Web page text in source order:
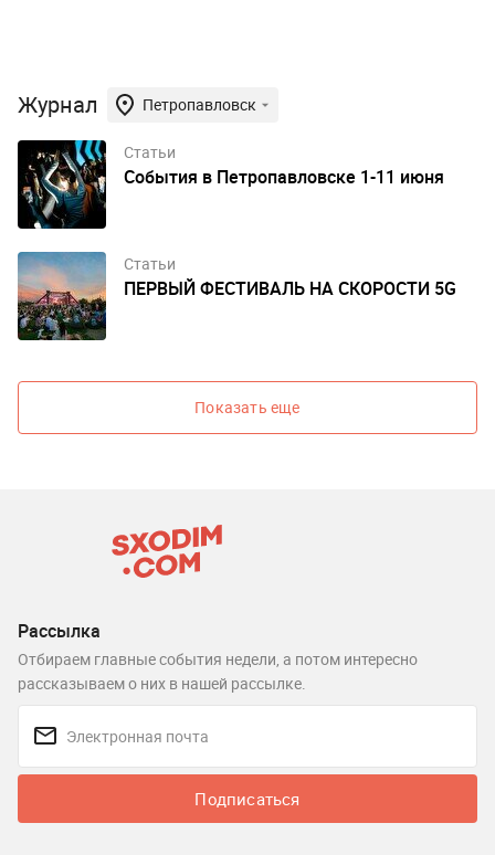
Журнал Петропавловск
Статьи
События в Петропавловске 1-11 июня
Статьи
ПЕРВЫЙ ФЕСТИВАЛЬ НА СКОРОСТИ 5G
Показать еще
Рассылка
Отбираем главные события недели, а потом интересно
рассказываем о них в нашей рассылке.
Подписаться